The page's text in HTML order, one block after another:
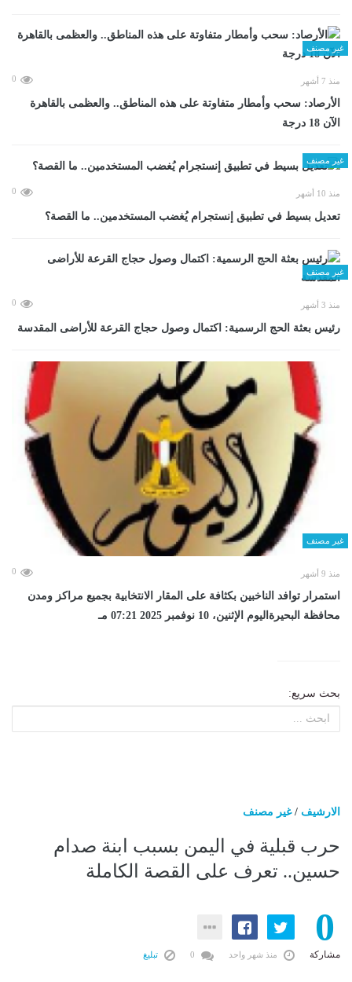
غير مصنف
منذ 7 أشهر 0
الأرصاد: سحب وأمطار متفاوتة على هذه المناطق.. والعظمى بالقاهرة
الآن 18 درجة
غير مصنف
منذ 10 أشهر 0
تعديل بسيط في تطبيق إنستجرام يُغضب المستخدمين.. ما القصة؟
غير مصنف
منذ 3 أشهر 0
رئيس بعثة الحج الرسمية: اكتمال وصول حجاج القرعة للأراضى المقدسة
غير مصنف
منذ 9 أشهر 0
استمرار توافد الناخبين بكثافة على المقار الانتخابية بجميع مراكز ومدن
محافظة البحيرةاليوم الإثنين، 10 نوفمبر 2025 07:21 مـ
بحث سريع:
الارشيف /غير مصنف
حرب قبلية في اليمن بسبب ابنة صدام
حسين.. تعرف على القصة الكاملة
0
مشاركة منذ شهر واحد تبليغ